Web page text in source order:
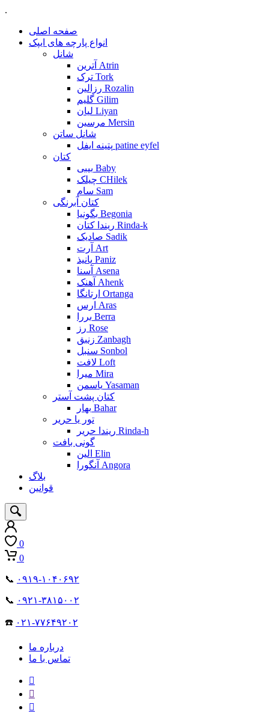
.
صفحه اصلی
انواع پارچه های ایپک
شانل
آترین Atrin
ترک Tork
رزالین Rozalin
گلیم Gilim
لیان Liyan
مرسین Mersin
شانل ساتن
پتینه ایفل patine eyfel
کتان
بیبی Baby
چیلک CHilek
سام Sam
کتان آبرنگی
بگونیا Begonia
ریندا کتان Rinda-k
صادیک Sadik
آرت Art
پانیذ Paniz
آسنا Asena
آهنک Ahenk
ارتانگا Ortanga
ارس Aras
بررا Berra
رز Rose
زنبق Zanbagh
سنبل Sonbol
لافت Loft
میرا Mira
یاسمن Yasaman
کتان پشت آستر
بهار Bahar
تور یا حریر
ریندا حریر Rinda-h
گونی بافت
الین Elin
آنگورا Angora
بلاگ
قوانین
0
0
📞 ۰۹۱۹-۱۰۴۰۶۹۲
📞 ۰۹۲۱-۳۸۱۵۰۰۲
☎️ ۰۲۱-۷۷۶۴۹۲۰۲
درباره ما
تماس با ما